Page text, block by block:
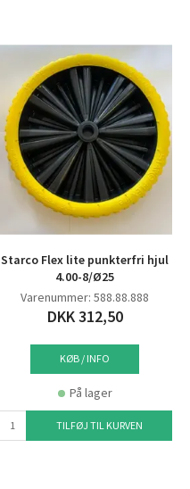
Starco Flex lite punkterfri hjul
4.00-8/Ø25
Varenummer: 588.88.888
DKK 312,50
KØB / INFO
På lager
TILFØJ TIL KURVEN